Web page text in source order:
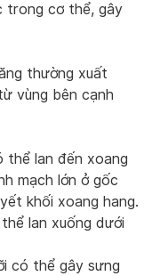
trong cơ thể, gây
thường xuất
vùng bên cạnh
thể lan đến xoang
mạch lớn ở gốc
khối xoang hang.
lan xuống dưới
có thể gây sưng